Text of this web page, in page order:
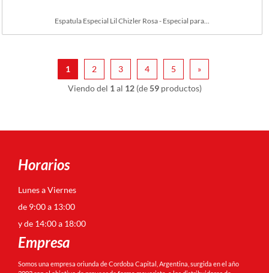
Espatula Especial Lil Chizler Rosa - Especial para...
1 2 3 4 5
»
Viendo del 1 al 12(de59productos)
Horarios
Lunes a Viernes
de 9:00 a 13:00
y de 14:00 a 18:00
Empresa
Somos una empresa oriunda de Cordoba Capital, Argentina, surgida en el año